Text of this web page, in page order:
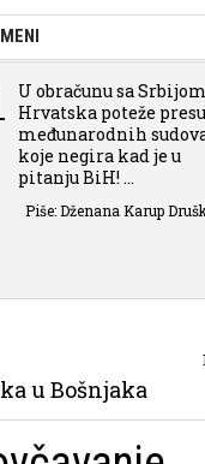
MENI
U obračunu sa Srbijom
Hrvatska poteže
međunarodnih
koje negira kad je u
pitanju BiH! ...
Piše: Dženana Karup
u Bošnjaka